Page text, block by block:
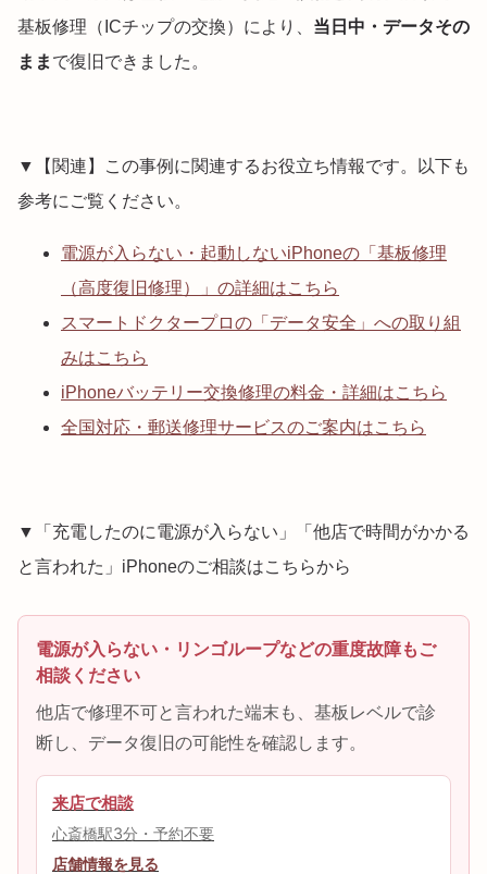
基板修理（ICチップの交換）により、 当日中・データその
まま で復旧できました。
▼【関連】この事例に関連するお役立ち情報です。以下も
参考にご覧ください。
電源が入らない・起動しないiPhoneの「基板修理
（高度復旧修理）」の詳細はこちら
スマートドクタープロの「データ安全」への取り組
みはこちら
iPhoneバッテリー交換修理の料金・詳細はこちら
全国対応・郵送修理サービスのご案内はこちら
▼「充電したのに電源が入らない」「他店で時間がかかる
と言われた」iPhoneのご相談はこちらから
電源が入らない・リンゴループなどの重度故障もご
相談ください
他店で修理不可と言われた端末も、基板レベルで診
断し、データ復旧の可能性を確認します。
来店で相談
心斎橋駅3分・予約不要
店舗情報を見る